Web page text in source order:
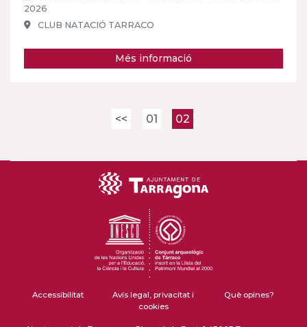
2026
CLUB NATACIÓ TARRACO
Més informació
<< 01 02
Accessibilitat
Avís legal, privacitat i
cookies
Què opines?